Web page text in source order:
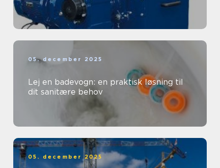
05. december 2025
Lej en badevogn: en praktisk løsning til
dit sanitære behov
05. december 2025